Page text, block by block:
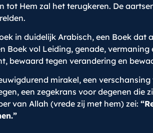
tot Hem zal het terugkeren. De
in duidelijk Arabisch, een Boek
Boek vol Leiding, genade,
bewaard tegen verandering en
mirakel, een
een zegekrans voor degenen die
van Allah (vrede zij met hem) zei: